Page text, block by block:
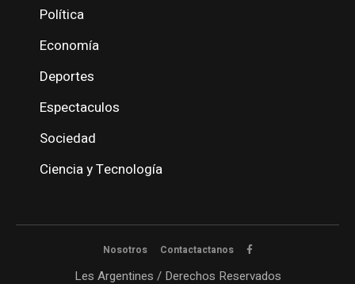
Política
Economía
Deportes
Espectaculos
Sociedad
Ciencia y Tecnología
Nosotros Contactactanos
Les Argentines / Derechos Reservados